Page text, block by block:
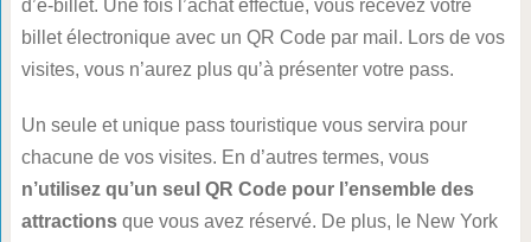
d’e-billet. Une fois l’achat effectué, vous recevez votre
billet électronique avec un QR Code par mail. Lors de vos
visites, vous n’aurez plus qu’à présenter votre pass.
Un seule et unique pass touristique vous servira pour
chacune de vos visites. En d’autres termes, vous
n’utilisez qu’un seul QR Code pour l’ensemble des
attractions que vous avez réservé. De plus, le New York